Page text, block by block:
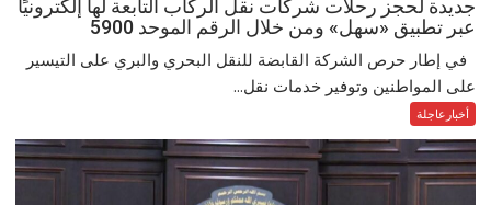
جديدة لحجز رحلات شركات نقل الركاب التابعة لها إلكترونيًا
عبر تطبيق «سهل» ومن خلال الرقم الموحد 5900
في إطار حرص الشركة القابضة للنقل البحري والبري على التيسير
على المواطنين وتوفير خدمات نقل...
أخبارعاجلة